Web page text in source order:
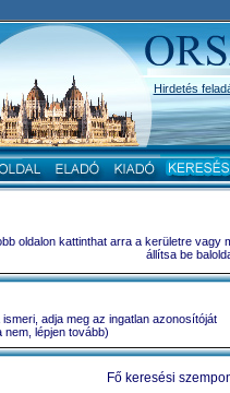
Hirdetés
oldalon kattinthat arra a kerületre
állítsa be
ismeri, adja meg az ingatlan azonosítóját
nem, lépjen tovább)
Fő keresési